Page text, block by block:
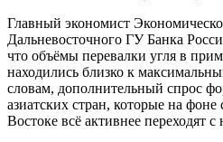
Главный экономист
Дальневосточного ГУ Банка
что объёмы перевалки угля в
находились близко к
словам, дополнительный спрос
азиатских стран, которые на
Востоке всё активнее переходят с